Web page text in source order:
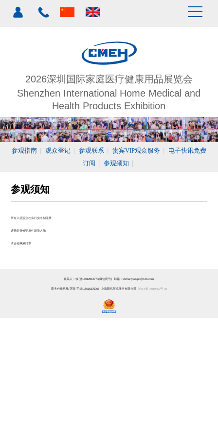
2026深圳国际家庭医疗健康用品展览会
Shenzhen International Home Medical and
Health Products Exhibition
参观指南 观众登记 参观联系 贵宾VIP观众服务
电子快讯免费
订阅
参观须知
参观须知
所有入场观众均实行实名制注册
请携带身份证原件刷脸入场
请全程佩戴口罩
联系人：钱 进13012812770(微信同号) 邮箱：shzhanyaexpo@126.com
商务合作热线:万顺 手机:18616375066 上海聚亿展览服务有限公司 沪ICP备14010562号-48